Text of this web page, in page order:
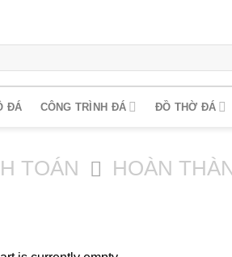
ĐÁ CÔNG TRÌNH ĐÁ ĐỒ THỜ ĐÁ
TOÁN HOÀN